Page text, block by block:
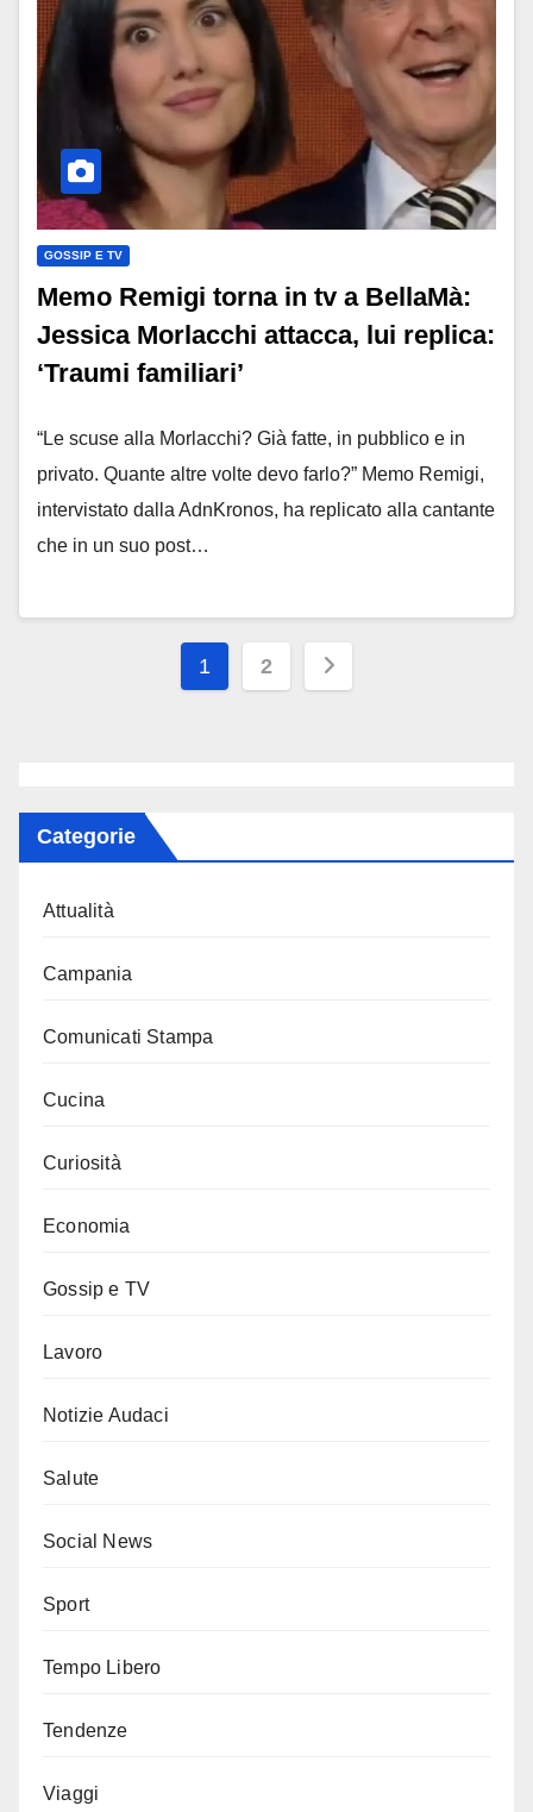
GOSSIP E TV
Memo Remigi torna in tv a BellaMà:
Jessica Morlacchi attacca, lui replica:
‘Traumi familiari’
“Le scuse alla Morlacchi? Già fatte, in pubblico e in
privato. Quante altre volte devo farlo?” Memo Remigi,
intervistato dalla AdnKronos, ha replicato alla cantante
che in un suo post…
Paginazione
1 2
Categorie
Attualità
Campania
Comunicati Stampa
Cucina
Curiosità
Economia
Gossip e TV
Lavoro
Notizie Audaci
Salute
Social News
Sport
Tempo Libero
Tendenze
Viaggi